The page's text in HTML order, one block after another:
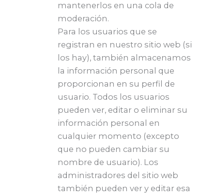
mantenerlos en una cola de
moderación.
Para los usuarios que se
registran en nuestro sitio web (si
los hay), también almacenamos
la información personal que
proporcionan en su perfil de
usuario. Todos los usuarios
pueden ver, editar o eliminar su
información personal en
cualquier momento (excepto
que no pueden cambiar su
nombre de usuario). Los
administradores del sitio web
también pueden ver y editar esa